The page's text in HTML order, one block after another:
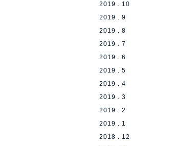
2019 . 10
2019 . 9
2019 . 8
2019 . 7
2019 . 6
2019 . 5
2019 . 4
2019 . 3
2019 . 2
2019 . 1
2018 . 12